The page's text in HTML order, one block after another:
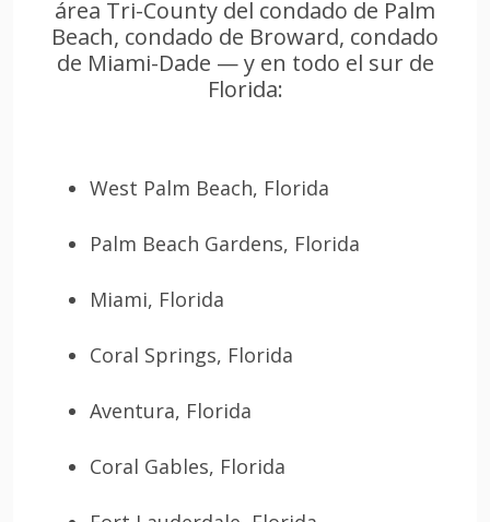
área Tri-County del condado de Palm
Beach, condado de Broward, condado
de Miami-Dade — y en todo el sur de
Florida:
West Palm Beach, Florida
Palm Beach Gardens, Florida
Miami, Florida
Coral Springs, Florida
Aventura, Florida
Coral Gables, Florida